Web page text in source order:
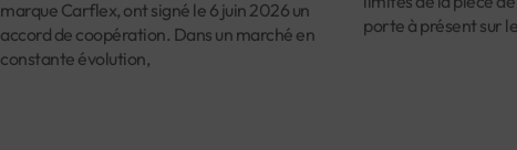
marque Carflex, ont signé le 6 juin 2026 un
accord de coopération. Dans un marché en
constante évolution,
porte à présent sur le